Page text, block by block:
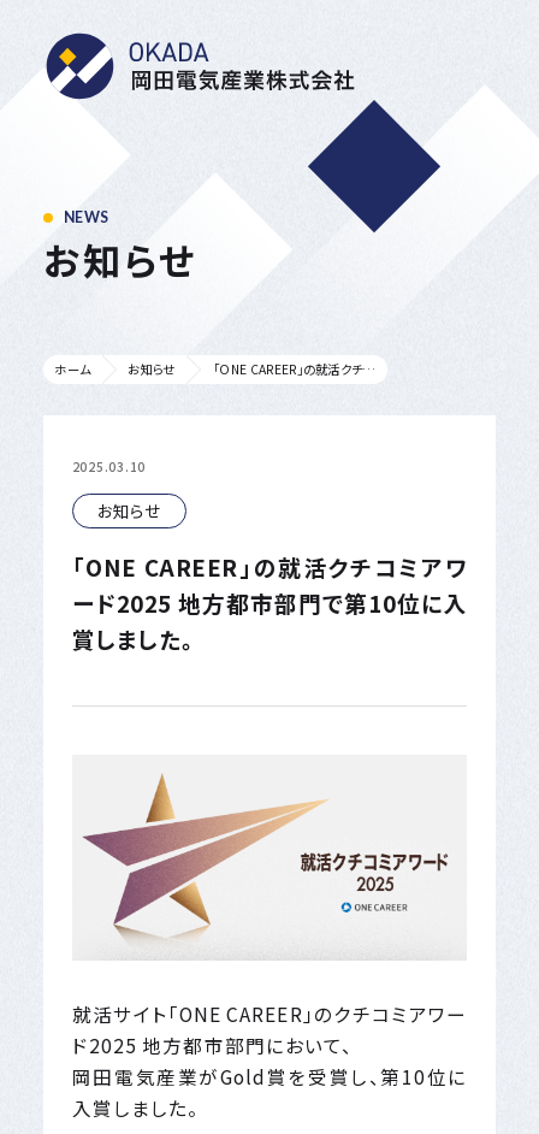
NEWS
お知らせ
ホーム お知らせ 「ONE CAREER」の就活クチコミアワード2025 地方都市部門で第10位に入賞しました。
2025.03.10
お知らせ
「ONE CAREER」の就活クチコミアワ
ード2025 地方都市部門で第10位に入
賞しました。
就活サイト「ONE CAREER」のクチコミアワー
ド2025 地方都市部門において、
岡田電気産業がGold賞を受賞し、第10位に
入賞しました。